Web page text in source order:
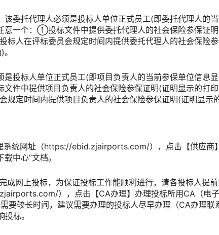
委托代理人必须是投标人单位正式员工(即委托代理人的
意一个：①投标文件中提供委托代理人的社会保险参保证
人在评标委员会规定时间内提供委托代理人的社会保险
投标人单位正式员工(即项目负责人的当前参保单位信息
件中提供项目负责人的社会保险参保证明(证明显示的打
定时间内提供项目负责人的社会保险参保证明(证明显示
系统网址（https://ebid.zjairports.com/），点击【供应商
中心”文档。
成网上投标，为保证投标工作能顺利进行，请各投标人提
），点击【CA办理】办理投标所用CA（电
要较长时间，建议需要办理的投标人尽早办理（CA办理联
标。